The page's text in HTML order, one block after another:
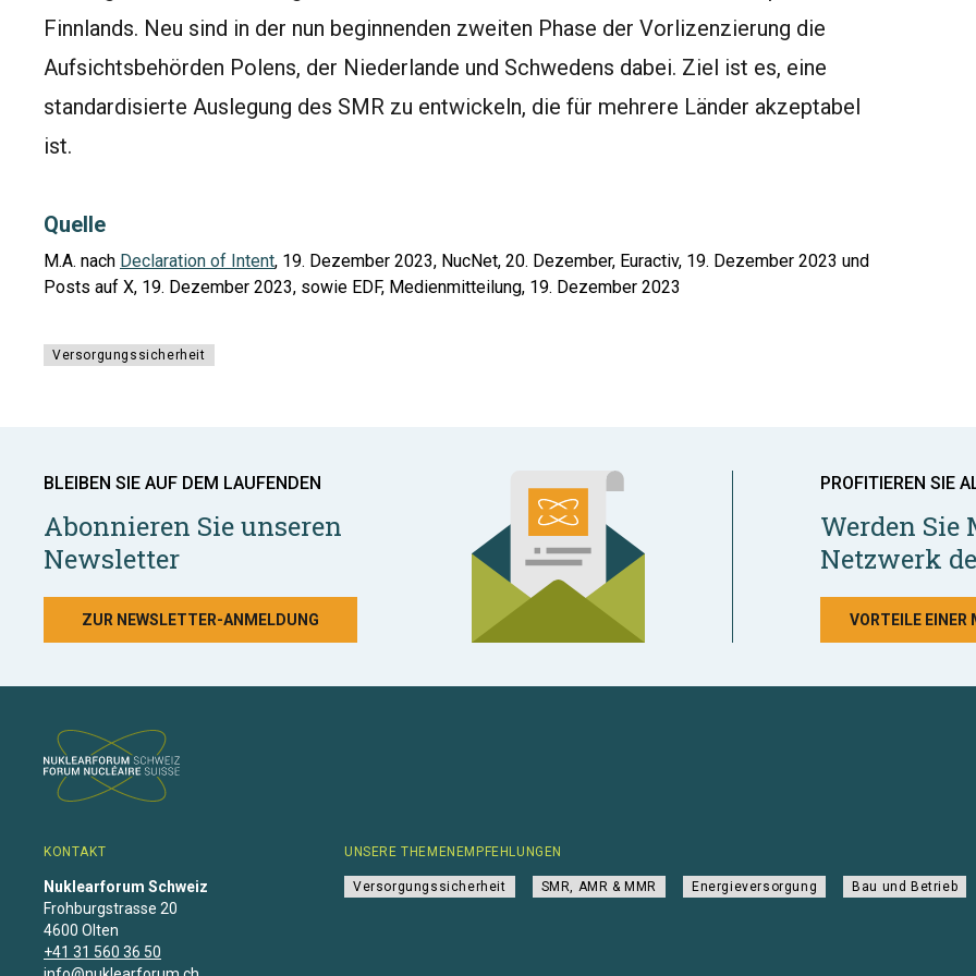
Finnlands. Neu sind in der nun beginnenden zweiten Phase der Vorlizenzierung die
Aufsichtsbehörden Polens, der Niederlande und Schwedens dabei. Ziel ist es, eine
standardisierte Auslegung des SMR zu entwickeln, die für mehrere Länder akzeptabel
ist.
Quelle
M.A. nach Declaration of Intent, 19. Dezember 2023, NucNet, 20. Dezember, Euractiv, 19. Dezember 2023 und
Posts auf X, 19. Dezember 2023, sowie EDF, Medienmitteilung, 19. Dezember 2023
Versorgungssicherheit
BLEIBEN SIE AUF DEM LAUFENDEN
Abonnieren Sie unseren
Newsletter
ZUR NEWSLETTER-ANMELDUNG
PROFITIEREN SIE
Werden
Netzwerk
VORTEILE
KONTAKT
Nuklearforum Schweiz
Frohburgstrasse 20
4600 Olten
+41 31 560 36 50
UNSERE THEMENEMPFEHLUNGEN
Versorgungssicherheit SMR, AMR & MMR Energieversorgung Bau und Betrieb